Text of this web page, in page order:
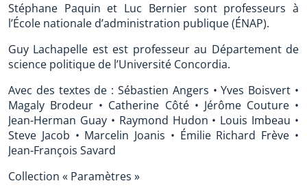
Stéphane Paquin et Luc Bernier sont professeurs à
l’École nationale d’administration publique (ÉNAP).
Guy Lachapelle est est professeur au Département de
science politique de l’Université Concordia.
Avec des textes de : Sébastien Angers • Yves Boisvert •
Magaly Brodeur • Catherine Côté • Jérôme Couture •
Jean-Herman Guay • Raymond Hudon • Louis Imbeau •
Steve Jacob • Marcelin Joanis • Émilie Richard Frève •
Jean-François Savard
Collection « Paramètres »